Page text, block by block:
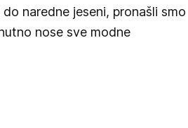
naredne jeseni, pronašli smo
nose sve modne